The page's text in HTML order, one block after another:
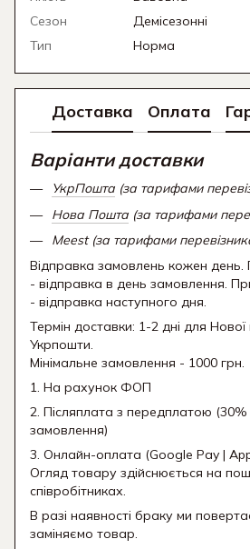
Сезон
Демісезонні
Тип
Норма
Доставка Оплата
Варіанти доставки
УкрПошта (за тарифами
Нова Пошта (за тарифами
Meest (за тарифами
Відправка замовлень кожен день.
- відправка в день замовлення.
- відправка наступного дня.
Термін доставки: 1-2 дні для
Укрпошти.
Мінімальне замовлення - 1000 грн.
1. На рахунок ФОП
2. Післяплата з передплатою (30%
замовлення)
3. Онлайн-оплата (Google Pay |
Огляд товару здійснюється на
співробітниках.
В разі наявності браку ми
заміняємо товар.